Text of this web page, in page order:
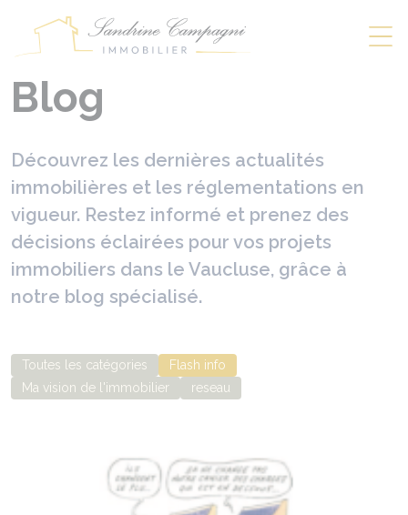
Blog
Découvrez les dernières actualités
immobilières et les réglementations en
vigueur. Restez informé et prenez des
décisions éclairées pour vos projets
immobiliers dans le Vaucluse, grâce à
notre blog spécialisé.
Toutes les catégories
Flash info
Ma vision de l'immobilier
reseau